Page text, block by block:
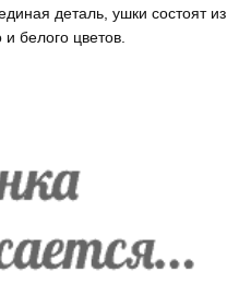
деталь, ушки состоят из
белого цветов.